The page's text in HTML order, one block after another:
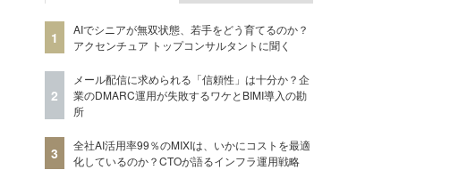
1
AIでシニアが無双状態、若手をどう育てるのか？
アクセンチュア トップコンサルタントに聞く
2
メール配信に求められる「信頼性」は十分か？企
業のDMARC運用が失敗するワケとBIMI導入の勘
所
3
全社AI活用率99％のMIXIは、いかにコストを最適
化しているのか？CTOが語るインフラ運用戦略